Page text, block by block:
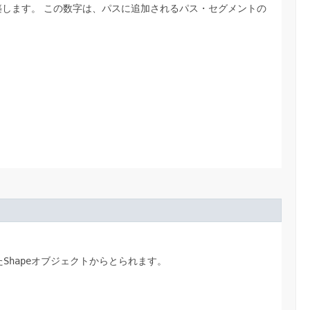
ます。
この数字は、パスに追加されるパス・セグメントの
Shapeオブジェクトからとられます。